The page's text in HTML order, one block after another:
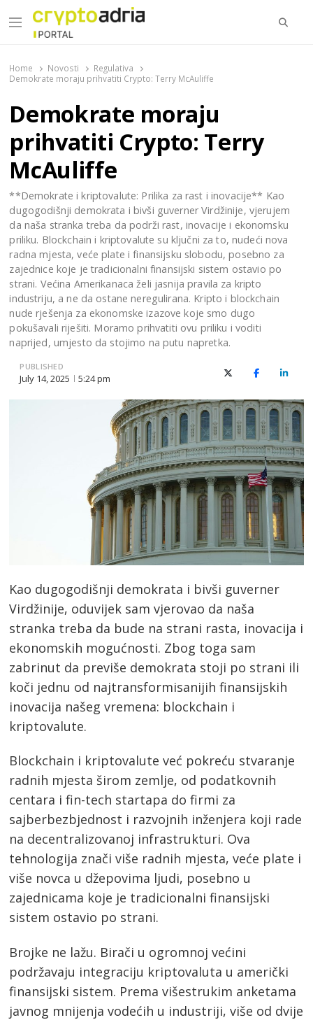
Menu
Home Novosti
Regulativa
Demokrate moraju prihvatiti Crypto: Terry McAuliffe
Demokrate moraju
prihvatiti Crypto: Terry
McAuliffe
**Demokrate i kriptovalute: Prilika za rast i inovacije** Kao
dugogodišnji demokrata i bivši guverner Virdžinije, vjerujem
da naša stranka treba da podrži rast, inovacije i ekonomsku
priliku. Blockchain i kriptovalute su ključni za to, nudeći nova
radna mjesta, veće plate i finansijsku slobodu, posebno za
zajednice koje je tradicionalni finansijski sistem ostavio po
strani. Većina Amerikanaca želi jasnija pravila za kripto
industriju, a ne da ostane neregulirana. Kripto i blockchain
nude rješenja za ekonomske izazove koje smo dugo
pokušavali riješiti. Moramo prihvatiti ovu priliku i voditi
naprijed, umjesto da stojimo na putu napretka.
PUBLISHED
July 14, 2025 5:24 pm X (Twitter)Facebook
Kao dugogodišnji demokrata i bivši guverner
Virdžinije, oduvijek sam vjerovao da naša
stranka treba da bude na strani rasta, inovacija i
ekonomskih mogućnosti. Zbog toga sam
zabrinut da previše demokrata stoji po strani ili
koči jednu od najtransformisanijih finansijskih
inovacija našeg vremena: blockchain i
kriptovalute.
Blockchain i kriptovalute već pokreću stvaranje
radnih mjesta širom zemlje, od podatkovnih
centara i fin-tech startapa do firmi za
sajberbezbjednost i razvojnih inženjera koji rade
na decentralizovanoj infrastrukturi. Ova
tehnologija znači više radnih mjesta, veće plate i
više novca u džepovima ljudi, posebno u
zajednicama koje je tradicionalni finansijski
sistem ostavio po strani.
Brojke ne lažu. Birači u ogromnoj većini
podržavaju integraciju kriptovaluta u američki
finansijski sistem. Prema višestrukim anketama
javnog mnijenja vodećih u industriji, više od dvije